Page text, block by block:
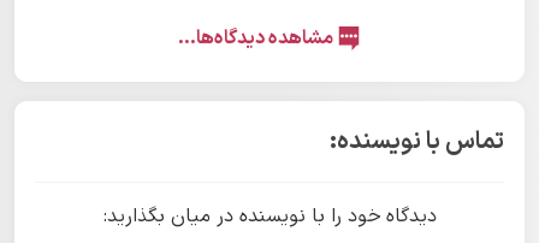
مشاهده دیدگاه‌ها...
تماس با نویسنده:
دیدگاه خود را با نویسنده در میان بگذارید: